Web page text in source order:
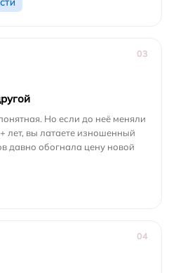
03
Но если до неё меняли
лет, вы латаете изношенный
давно обогнала цену новой
04